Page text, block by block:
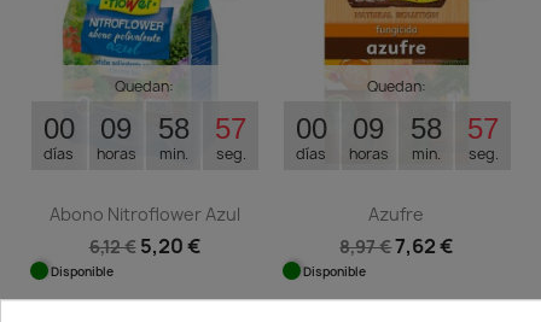
Quedan:
00
días
09
horas
58
min.
56
seg.
Abono Nitroflower Azul
6,12 € 5,20 €
Disponible
Quedan:
00
días
09
horas
58
min.
56
seg.
Azufre
8,97 €7,62 €
Disponible